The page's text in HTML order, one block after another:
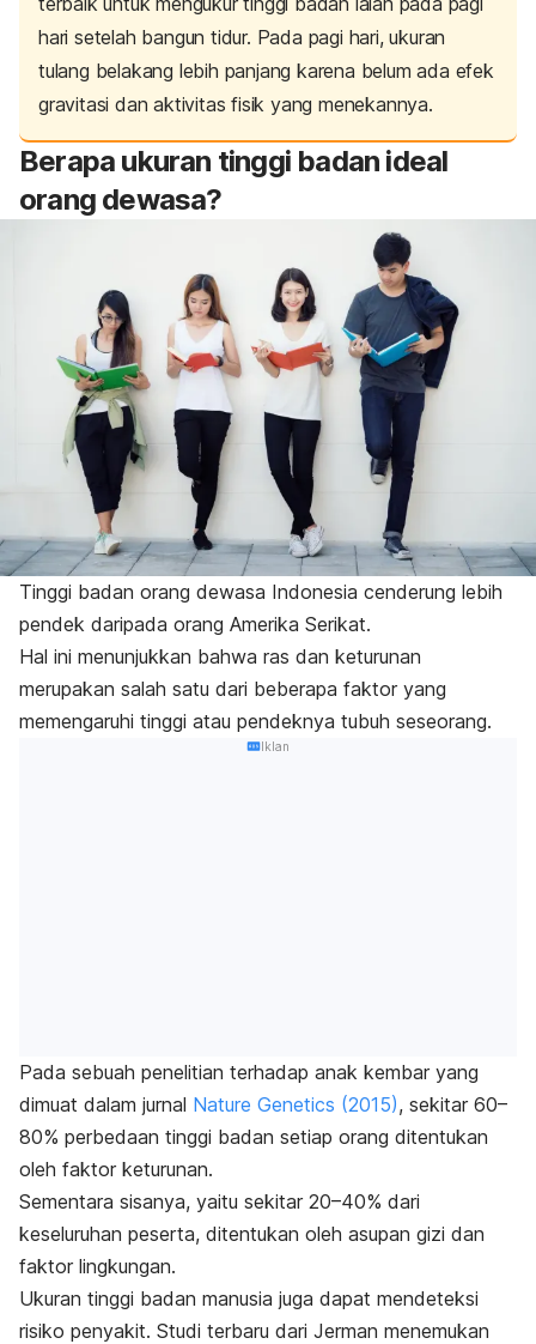
hari setelah bangun tidur. Pada pagi hari, ukuran
tulang belakang lebih panjang karena belum ada efek
gravitasi dan aktivitas fisik yang menekannya.
Berapa ukuran tinggi badan ideal
orang dewasa?
Tinggi badan orang dewasa Indonesia cenderung lebih
pendek daripada orang Amerika Serikat.
Hal ini menunjukkan bahwa ras dan keturunan
merupakan salah satu dari beberapa faktor yang
memengaruhi tinggi atau pendeknya tubuh seseorang.
Iklan
Pada sebuah penelitian terhadap anak kembar yang
dimuat dalam jurnal Nature Genetics (2015), sekitar 60–
80% perbedaan tinggi badan setiap orang ditentukan
oleh faktor keturunan.
Sementara sisanya, yaitu sekitar 20–40% dari
keseluruhan peserta, ditentukan oleh asupan gizi dan
faktor lingkungan.
Ukuran tinggi badan manusia juga dapat mendeteksi
risiko penyakit. Studi terbaru dari Jerman menemukan